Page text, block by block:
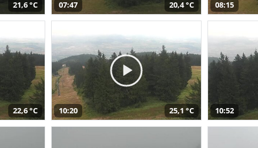
21,6 °C 07:47 20,4 °C 08:15
22,6 °C 10:20 25,1 °C 10:52